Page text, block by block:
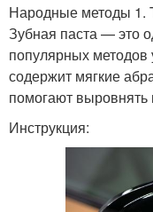
Народные методы 1.
Зубная паста — это
популярных методов
содержит мягкие
помогают выровнять
Инструкция: